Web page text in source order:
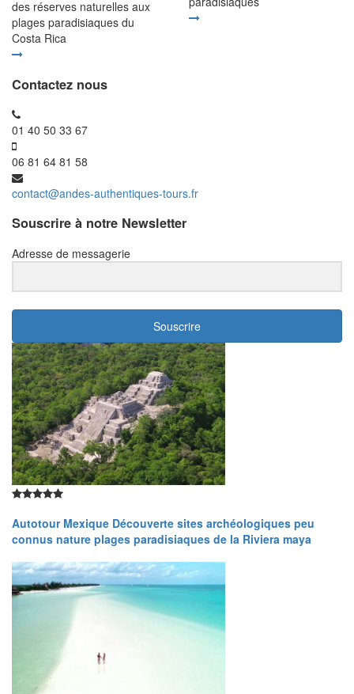
des réserves naturelles aux
plages paradisiaques du
Costa Rica
Contactez nous
01 40 50 33 67
06 81 64 81 58
contact@andes-authentiques-tours.fr
Souscrire à notre Newsletter
Adresse de messagerie
Souscrire
Autotour Mexique Découverte sites archéologiques peu
connus nature plages paradisiaques de la Riviera maya